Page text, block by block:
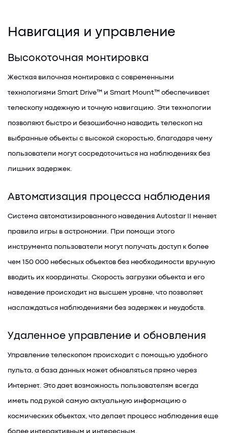
Навигация и управление
Высокоточная монтировка
Жесткая вилочная монтировка с современными
технологиями Smart Drive™ и Smart Mount™ обеспечивает
телескопу надежную и точную навигацию. Эти технологии
позволяют быстро и безошибочно наводить телескоп на
выбранные объекты с высокой скоростью, благодаря чему
пользователи могут сосредоточиться на наблюдениях без
лишних задержек.
Автоматизация процесса наблюдения
Система автоматизированного наведения Autostar II меняет
правила игры в астрономии. При помощи этого
инструмента пользователи могут получать доступ к более
чем 150 000 небесных объектов без необходимости вручную
вводить их координаты. Скорость загрузки объекта и его
наведение происходит на высшем уровне, что позволяет
наслаждаться наблюдениями без задержек и неудобств.
Удаленное управление и обновления
Управление телескопом происходит с помощью удобного
пульта, а база данных может обновляться прямо через
Интернет. Это дает возможность пользователям всегда
иметь под рукой самую актуальную информацию о
космических объектах, что делает процесс наблюдения еще
более интерактивным и интересным.